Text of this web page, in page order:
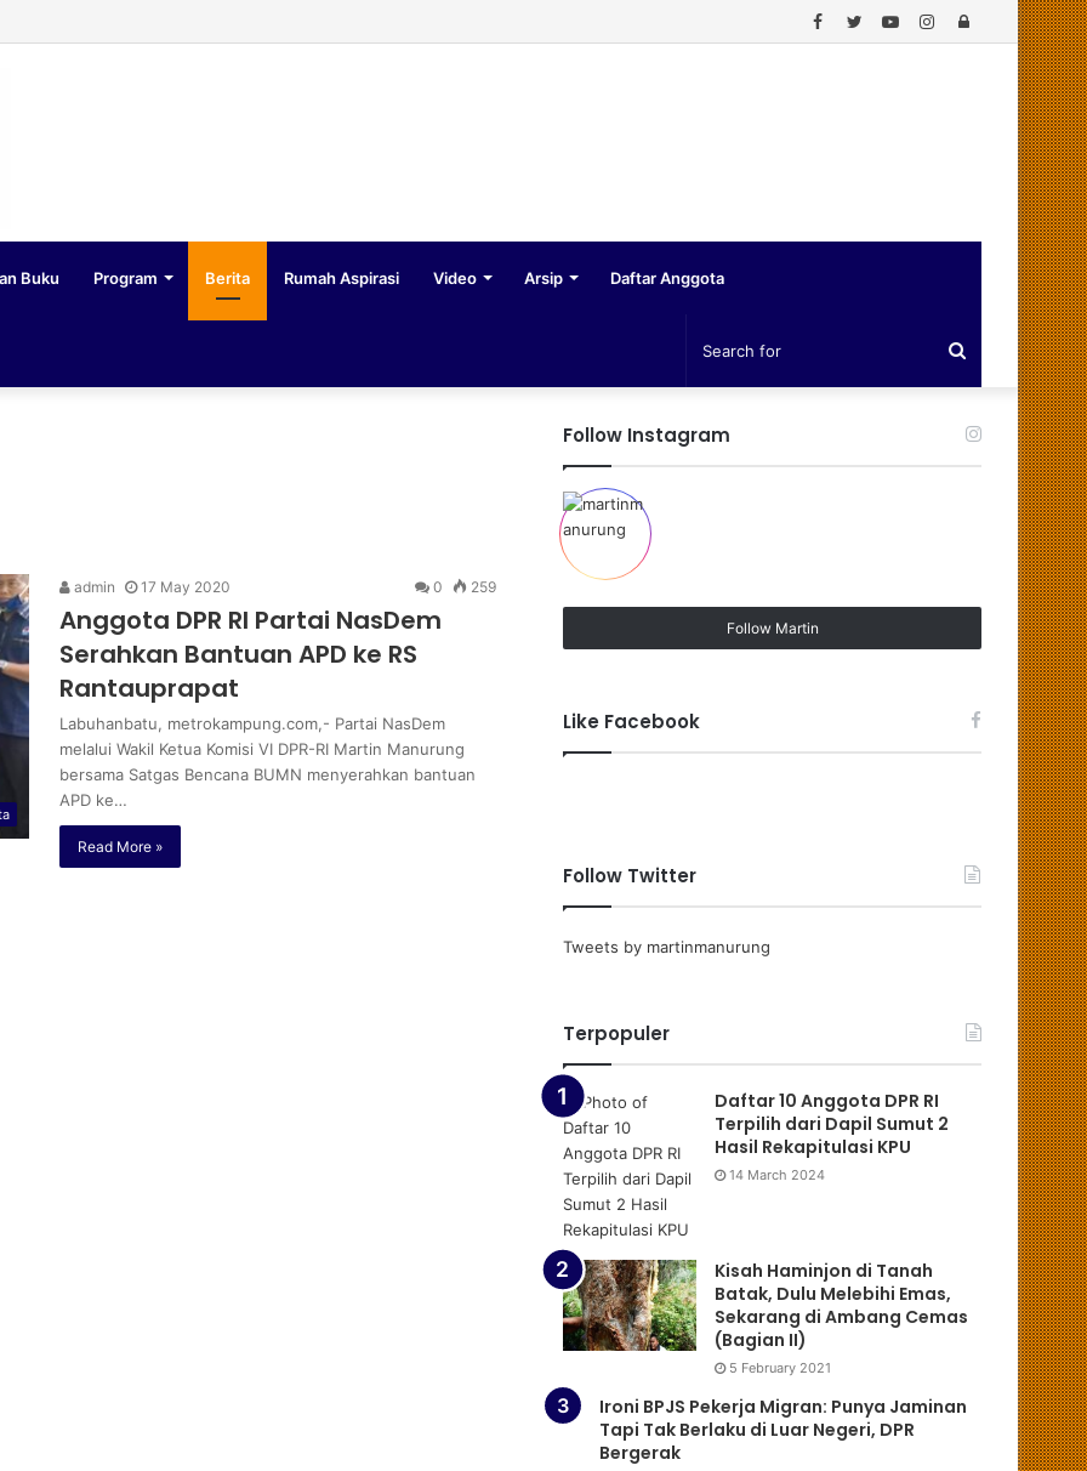
Log
Instagram
YouTube
Twitter
Facebook
Buku Program Berita Rumah Aspirasi Video Arsip Daftar Anggota
Search
for
admin 17 May 2020 0 259
Anggota DPR RI Partai NasDem
Serahkan Bantuan APD ke RS
Rantauprapat
Labuhanbatu, metrokampung.com,- Partai NasDem
melalui Wakil Ketua Komisi VI DPR-RI Martin Manurung
bersama Satgas Bencana BUMN menyerahkan bantuan
APD ke…
Read More »
Follow Instagram
Follow Martin
Like Facebook
Follow Twitter
Tweets by martinmanurung
Terpopuler
Daftar 10 Anggota DPR RI
Terpilih dari Dapil Sumut 2
Hasil Rekapitulasi KPU
14 March 2024
Kisah Haminjon di Tanah
Batak, Dulu Melebihi Emas,
Sekarang di Ambang Cemas
(Bagian II)
5 February 2021
Ironi BPJS Pekerja Migran: Punya Jaminan
Tapi Tak Berlaku di Luar Negeri, DPR
Bergerak